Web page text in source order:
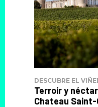
DESCUBRE EL
Terroir y
Chateau Saint-